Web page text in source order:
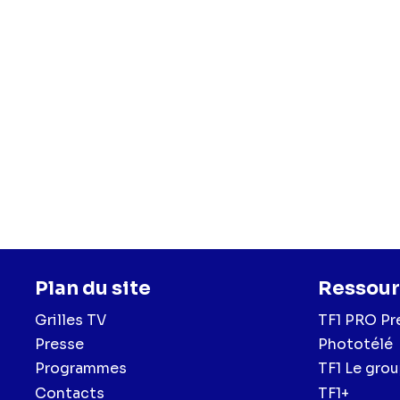
Plan du site
Grilles TV
Presse
Programmes
Contacts
TF1 PRO
Phototélé
TF1 Le
TF1+